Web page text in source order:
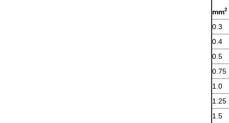
mm2
0.3
0.4
0.5
0.75
1.0
1.25
1.5